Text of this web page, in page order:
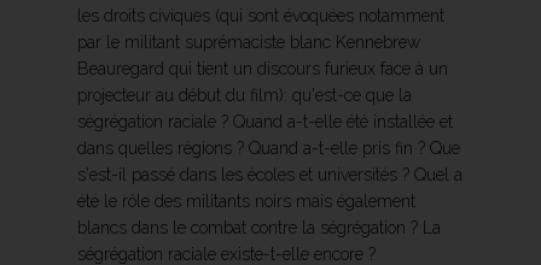
les droits civiques (qui sont évoquées notamment
par le militant suprémaciste blanc Kennebrew
Beauregard qui tient un discours furieux face à un
projecteur au début du film): qu'est-ce que la
ségrégation raciale ? Quand a-t-elle été installée et
dans quelles régions ? Quand a-t-elle pris fin ? Que
s'est-il passé dans les écoles et universités ? Quel a
été le rôle des militants noirs mais également
blancs dans le combat contre la ségrégation ? La
ségrégation raciale existe-t-elle encore ?